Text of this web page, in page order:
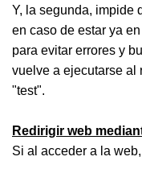
Y, la segunda, impide
en caso de estar ya
para evitar errores y
vuelve a ejecutarse al
"test".
Redirigir web
Si al acceder a la